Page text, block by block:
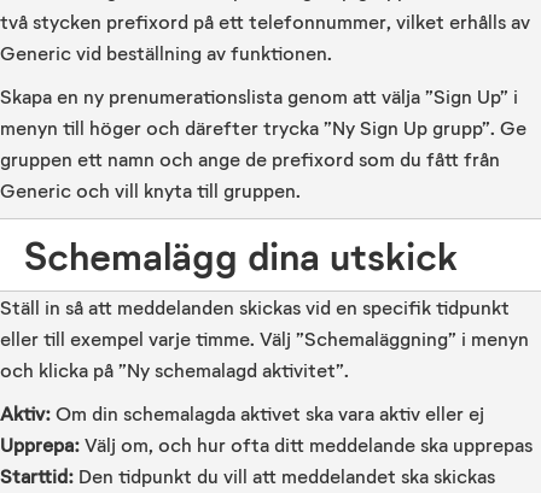
två stycken prefixord på ett telefonnummer, vilket erhålls av
Generic vid beställning av funktionen.
Skapa en ny prenumerationslista genom att välja ”Sign Up” i
menyn till höger och därefter trycka ”Ny Sign Up grupp”. Ge
gruppen ett namn och ange de prefixord som du fått från
Generic och vill knyta till gruppen.
Schemalägg dina utskick
Ställ in så att meddelanden skickas vid en specifik tidpunkt
eller till exempel varje timme. Välj ”Schemaläggning” i menyn
och klicka på ”Ny schemalagd aktivitet”.
Aktiv: Om din schemalagda aktivet ska vara aktiv eller ej
Upprepa: Välj om, och hur ofta ditt meddelande ska upprepas
Starttid: Den tidpunkt du vill att meddelandet ska skickas